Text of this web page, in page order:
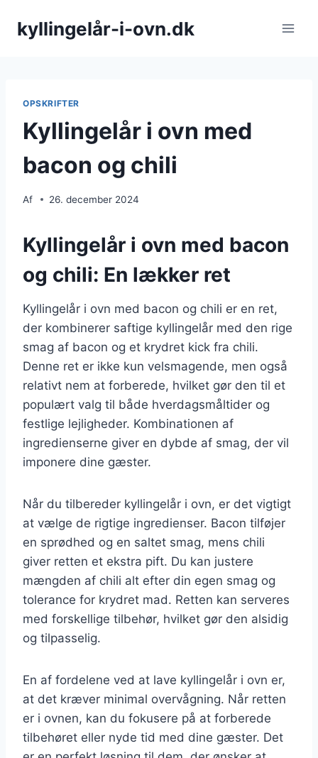
kyllingelår-i-ovn.dk
OPSKRIFTER
Kyllingelår i ovn med
bacon og chili
Af 26. december 2024
Kyllingelår i ovn med bacon
og chili: En lækker ret
Kyllingelår i ovn med bacon og chili er en ret,
der kombinerer saftige kyllingelår med den rige
smag af bacon og et krydret kick fra chili.
Denne ret er ikke kun velsmagende, men også
relativt nem at forberede, hvilket gør den til et
populært valg til både hverdagsmåltider og
festlige lejligheder. Kombinationen af
ingredienserne giver en dybde af smag, der vil
imponere dine gæster.
Når du tilbereder kyllingelår i ovn, er det vigtigt
at vælge de rigtige ingredienser. Bacon tilføjer
en sprødhed og en saltet smag, mens chili
giver retten et ekstra pift. Du kan justere
mængden af chili alt efter din egen smag og
tolerance for krydret mad. Retten kan serveres
med forskellige tilbehør, hvilket gør den alsidig
og tilpasselig.
En af fordelene ved at lave kyllingelår i ovn er,
at det kræver minimal overvågning. Når retten
er i ovnen, kan du fokusere på at forberede
tilbehøret eller nyde tid med dine gæster. Det